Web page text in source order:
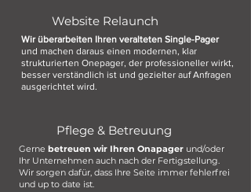
Website Relaunch
Wir überarbeiten Ihren veralteten Single-Pager
und machen daraus einen modernen, klar
strukturierten Onepager, der professioneller wirkt,
besser verständlich ist und gezielter auf Anfragen
ausgerichtet wird.
Pflege & Betreuung
Gerne betreuen wir Ihren Onapager und/oder
Ihr Unternehmen auch nach der Fertigstellung.
Wir sorgen dafür, dass Ihre Seite immer fehlerfrei
und up to date ist.